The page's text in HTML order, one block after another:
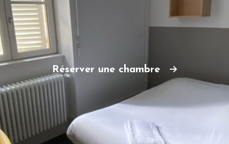
Réserver une chambre